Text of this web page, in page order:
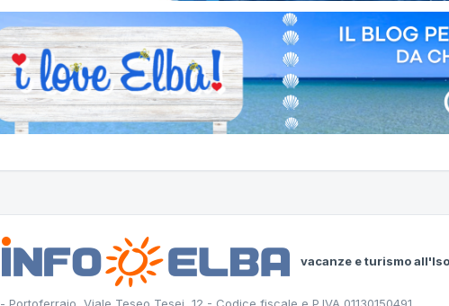
vacanze e turismo
- Portoferraio, Viale Teseo Tesei, 12 - Codice fiscale e P.IVA 01130150491